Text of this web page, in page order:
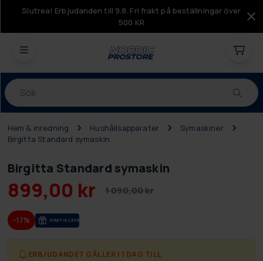
Slutrea! Erbjudanden till 9.8. Fri frakt på beställningar över
500 KR
Produkter
Hem & inredning Hushållsapparater
Symaskiner
Birgitta Standard symaskin
Birgitta Standard symaskin
899,00 kr 1 090,00 kr
-17% GRA­TIS LE­VE­RANS
ERBJUDANDET GÄLLER I 1 DAG TILL